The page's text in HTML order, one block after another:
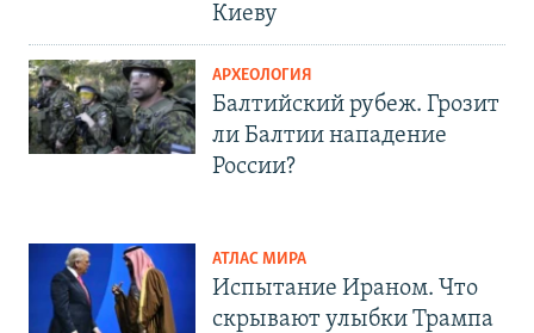
Киеву
АРХЕОЛОГИЯ
Балтийский рубеж. Грозит
ли Балтии нападение
России?
АТЛАС МИРА
Испытание Ираном. Что
скрывают улыбки Трампа